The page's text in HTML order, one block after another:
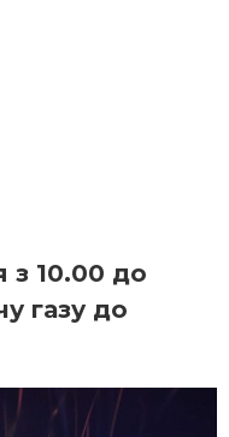
з 10.00 до
газу до